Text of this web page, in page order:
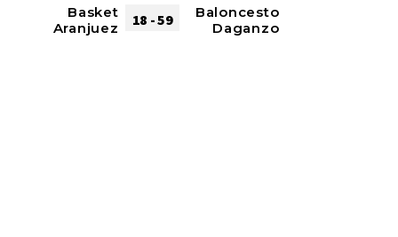
Basket
Aranjuez
18 - 59
Baloncesto
Daganzo